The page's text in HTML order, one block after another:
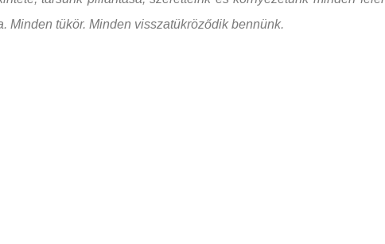
Minden tükör. Minden visszatükröződik bennünk.